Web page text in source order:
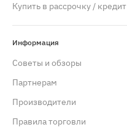
Купить в рассрочку / кредит
Информация
Советы и обзоры
Партнерам
Производители
Правила торговли